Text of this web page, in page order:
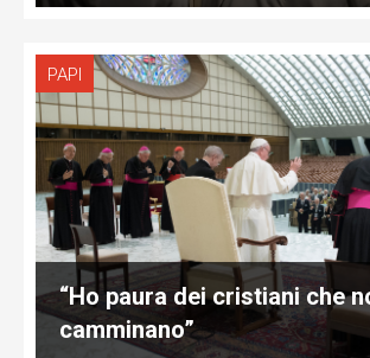
PAPI
“Ho paura dei cristiani che
camminano”